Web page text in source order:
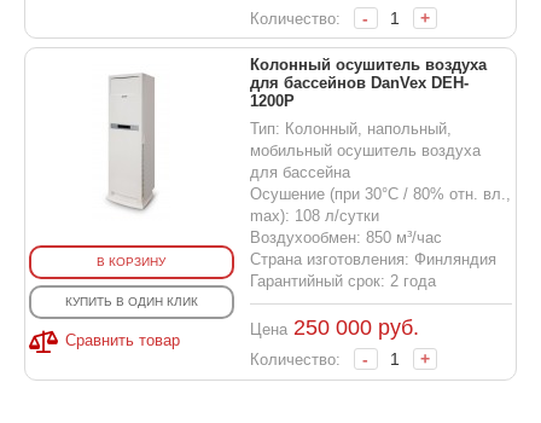
Количество: - +
В КОРЗИНУ
КУПИТЬ В ОДИН КЛИК
Сравнить товар
Колонный осушитель воздуха
для бассейнов DanVex DEH-
1200P
Тип: Колонный, напольный,
мобильный осушитель воздуха
для бассейна
Осушение (при 30°С / 80% отн. вл.,
max): 108 л/сутки
Воздухообмен: 850 м³/час
Страна изготовления: Финляндия
Гарантийный срок: 2 года
Цена 250 000руб.
Количество: - +